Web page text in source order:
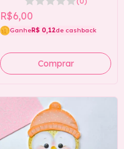
R$6,00
GanheR$ 0,12de cashback